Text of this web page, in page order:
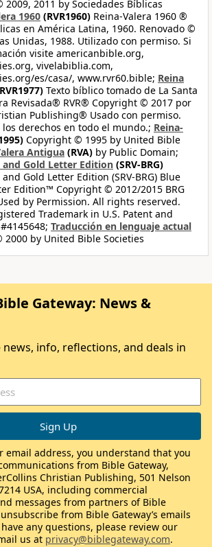
2011 by Sociedades Bíblicas
1960 (RVR1960) Reina-Valera 1960 ®
en América Latina, 1960. Renovado ©
Unidas, 1988. Utilizado con permiso. Si
visite americanbible.org,
vivelabiblia.com,
es/casa/, www.rvr60.bible; Reina
Texto bíblico tomado de La Santa
Revisada® RVR® Copyright © 2017 por
Publishing® Usado con permiso.
los derechos en todo el mundo.; Reina-
Copyright © 1995 by United Bible
Antigua (RVA) by Public Domain;
and Gold Letter Edition (SRV-BRG)
Gold Letter Edition (SRV-BRG) Blue
Edition™ Copyright © 2012/2015 BRG
by Permission. All rights reserved.
Trademark in U.S. Patent and
Traducción en lenguaje actual
by United Bible Societies
Gateway: News &
news, info, reflections, and deals in
email address, you understand that you
from Bible Gateway,
Christian Publishing, 501 Nelson
USA, including commercial
messages from partners of Bible
from Bible Gateway’s emails
any questions, please review our
us at privacy@biblegateway.com.